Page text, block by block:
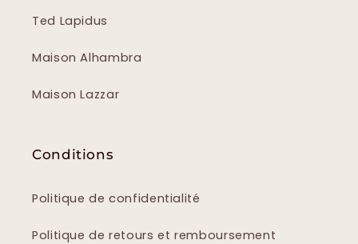
Ted Lapidus
Maison Alhambra
Maison Lazzar
Conditions
Politique de confidentialité
Politique de retours et remboursement